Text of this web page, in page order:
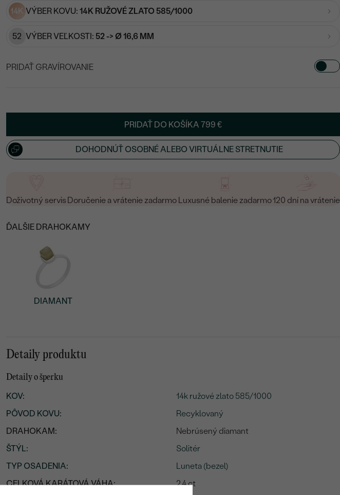
14K VÝBER KOVU: 14K RUŽOVÉ ZLATO 585/1000
52 VÝBER VEĽKOSTI: 52 -> Ø 16,6 MM
PRIDAŤ GRAVÍROVANIE
Napíšte iniciály/text
PRIDAŤ DO KOŠÍKA799 €
DOHODNÚŤ OSOBNÉ ALEBO VIRTUÁLNE STRETNUTIE
Doživotný servis Doručenie a vrátenie zadarmo Luxusné balenie zadarmo120 dní na vrátenie
ĎALŠIE DRAHOKAMY
DIAMANT
Detaily produktu
Detaily o šperku
KOV:
14k ružové zlato 585/1000
PÔVOD KOVU:
Recyklovaný
DRAHOKAM:
Nebrúsený diamant
ŠTÝL:
Solitér
TYP OSADENIA:
Luneta (bezel)
CELKOVÁ KARÁTOVÁ VÁHA:
2.4 ct